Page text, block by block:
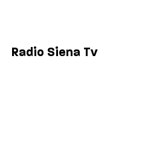
Radio Siena Tv